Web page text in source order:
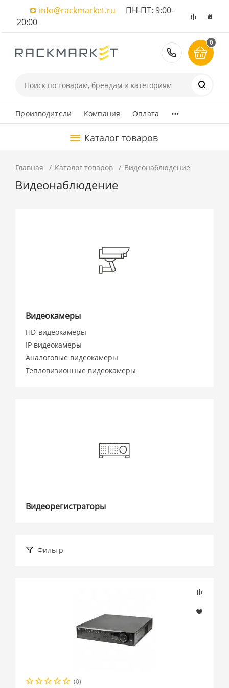
info@rackmarket.ru ПН-ПТ: 9:00-
20:00
8 (495)
0
Производители Компания Оплата ...
Каталог товаров
Главная Каталог товаров Видеонаблюдение
Видеонаблюдение
Видеокамеры
HD-видеокамеры
IP видеокамеры
Аналоговые видеокамеры
Тепловизионные видеокамеры
Видеорегистраторы
Фильтр
(0)